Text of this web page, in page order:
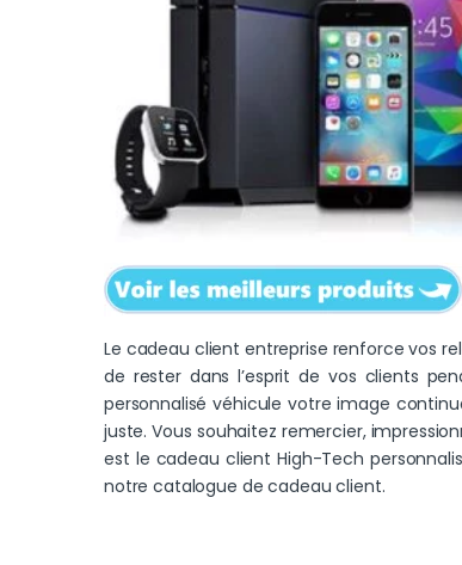
Le cadeau client entreprise renforce vos
de rester dans l’esprit de vos clients
personnalisé véhicule votre image
juste. Vous souhaitez remercier,
est le cadeau clientHigh-Tech
notre catalogue de cadeau client.